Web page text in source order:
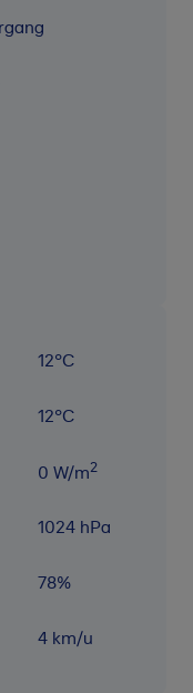
12°C
12°C
0 W/m2
1024 hPa
78%
4 km/u